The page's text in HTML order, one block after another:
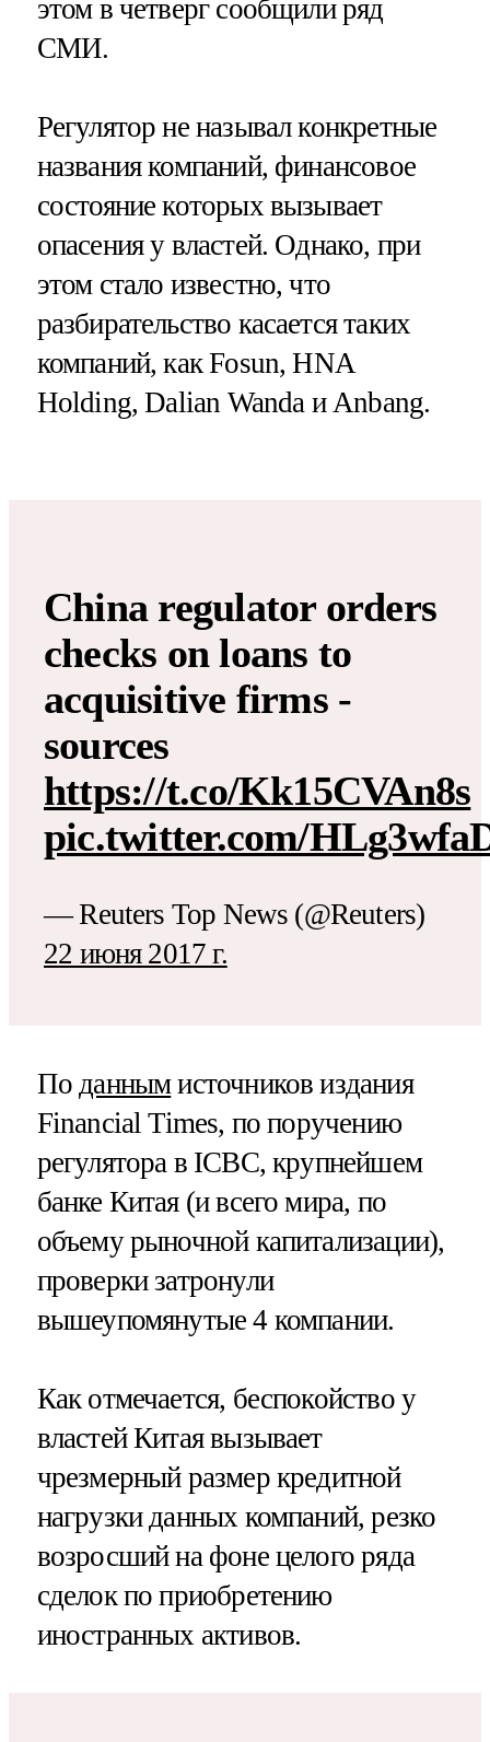
этом в четверг сообщили ряд
СМИ.
Регулятор не называл конкретные
названия компаний, финансовое
состояние которых вызывает
опасения у властей. Однако, при
этом стало известно, что
разбирательство касается таких
компаний, как Fosun, HNA
Holding, Dalian Wanda и Anbang.
China regulator orders
checks on loans to
acquisitive firms -
sources
https://t.co/Kk15CVAn8s
pic.twitter.com/
— Reuters Top News (@Reuters)
22 июня 2017 г.
По даннымисточников издания
Financial Times, по поручению
регулятора в ICBC, крупнейшем
банке Китая (и всего мира, по
объему рыночной капитализации),
проверки затронули
вышеупомянутые 4 компании.
Как отмечается, беспокойство у
властей Китая вызывает
чрезмерный размер кредитной
нагрузки данных компаний, резко
возросший на фоне целого ряда
сделок по приобретению
иностранных активов.